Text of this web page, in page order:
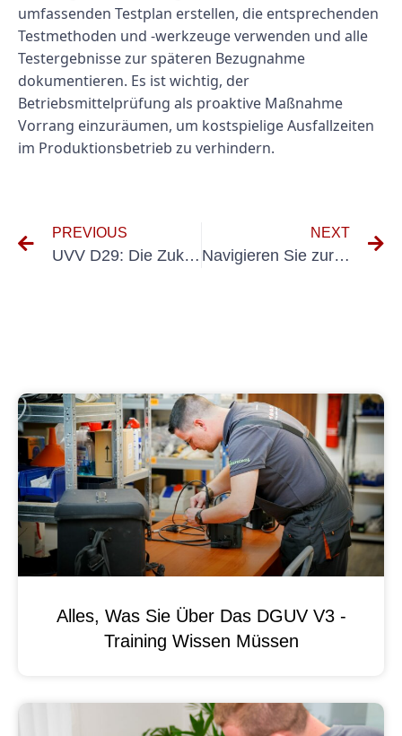
umfassenden Testplan erstellen, die entsprechenden
Testmethoden und -werkzeuge verwenden und alle
Testergebnisse zur späteren Bezugnahme
dokumentieren. Es ist wichtig, der
Betriebsmittelprüfung als proaktive Maßnahme
Vorrang einzuräumen, um kostspielige Ausfallzeiten
im Produktionsbetrieb zu verhindern.
PREVIOUS
UVV D29: Die Zukunft der Desinfektionstechnologie
NEXT
Navigieren Sie zur Arbeitssicherheit mit UVV-DGUV-Standards
Alles, Was Sie Über Das DGUV V3 -
Training Wissen Müssen